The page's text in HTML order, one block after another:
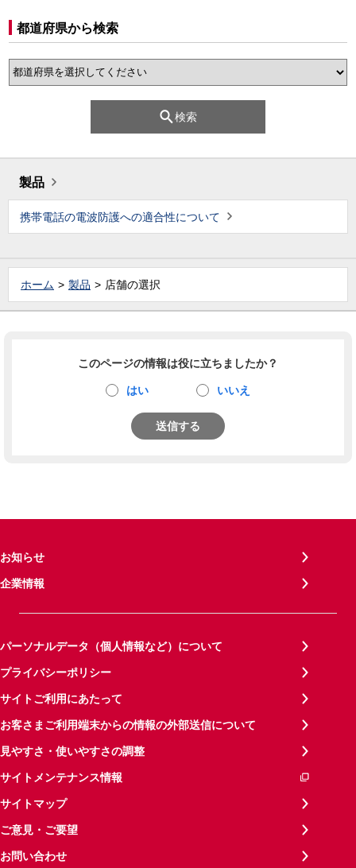
都道府県から検索
検索
製品
携帯電話の電波防護への適合性について
ホーム 製品 店舗の選択
このページの情報は役に立ちましたか？
はい いいえ
送信する
お知らせ
企業情報
パーソナルデータ（個人情報など）について
プライバシーポリシー
サイトご利用にあたって
お客さまご利用端末からの情報の外部送信について
見やすさ・使いやすさの調整
サイトメンテナンス情報
サイトマップ
ご意見・ご要望
お問い合わせ